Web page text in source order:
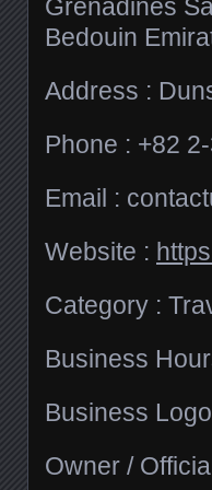
Grenadines
Bedouin
Address :
Phone : +82
Email :
Website :
Category :
Business
Business
Owner /